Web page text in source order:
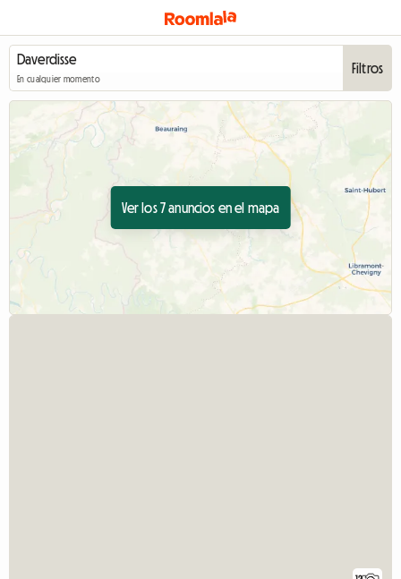
En cualquier momento
Filtros
Ver los 7 anuncios en el mapa